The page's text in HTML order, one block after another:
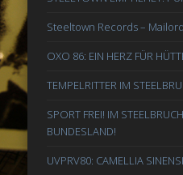
Steeltown Records –
OXO 86: EIN HERZ FÜR
TEMPELRITTER IM
SPORT FREI! IM
BUNDESLAND!
UVPRV80: CAMELLIA